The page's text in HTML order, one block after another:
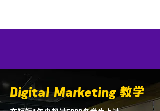
​Digital Marketing 教学